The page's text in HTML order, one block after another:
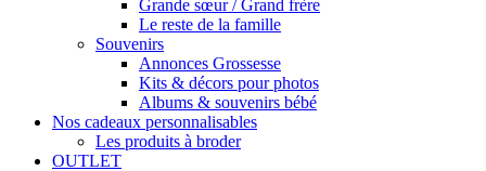
Grande sœur / Grand frère
Le reste de la famille
Souvenirs
Annonces Grossesse
Kits & décors pour photos
Albums & souvenirs bébé
Nos cadeaux personnalisables
Les produits à broder
OUTLET